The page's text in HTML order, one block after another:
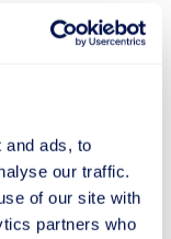
and ads, to
our traffic.
of our site with
partners who
passi: